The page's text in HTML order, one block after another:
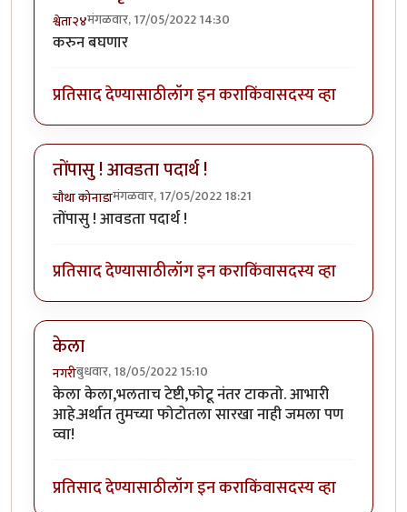
श्वेता२४मंगळवार, 17/05/2022 14:30
करुन बघणार
प्रतिसाद देण्यासाठीलॉग इन कराकिंवासदस्य व्हा
तोंपासु ! आवडता पदार्थ !
चौथा कोनाडामंगळवार, 17/05/2022 18:21
तोंपासु ! आवडता पदार्थ !
प्रतिसाद देण्यासाठीलॉग इन कराकिंवासदस्य व्हा
केला
नगरीबुधवार, 18/05/2022 15:10
केला केला,भलताच टेष्टी,फोटू नंतर टाकतो. आभारी
आहे.अर्थात तुमच्या फोटोतला सारखा नाही जमला पण
व्वा!
प्रतिसाद देण्यासाठीलॉग इन कराकिंवासदस्य व्हा